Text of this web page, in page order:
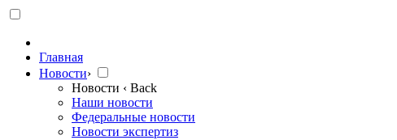
Главная
Новости›
Новости ‹ Back
Наши новости
Федеральные новости
Новости экспертиз